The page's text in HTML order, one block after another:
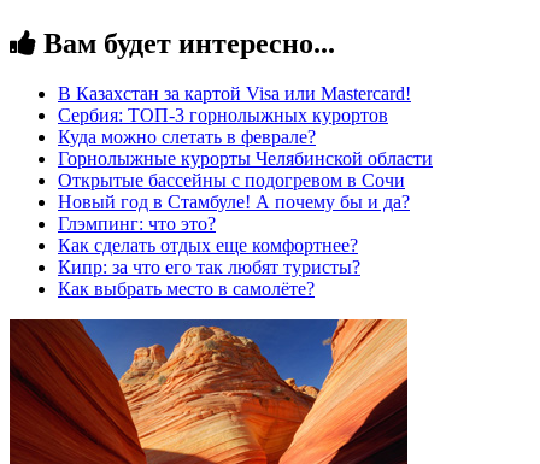
Вам будет интересно...
В Казахстан за картой Visa или Masterсard!
Сербия: ТОП-3 горнолыжных курортов
Куда можно слетать в феврале?
Горнолыжные курорты Челябинской области
Открытые бассейны с подогревом в Сочи
Новый год в Стамбуле! А почему бы и да?
Глэмпинг: что это?
Как сделать отдых еще комфортнее?
Кипр: за что его так любят туристы?
Как выбрать место в самолёте?